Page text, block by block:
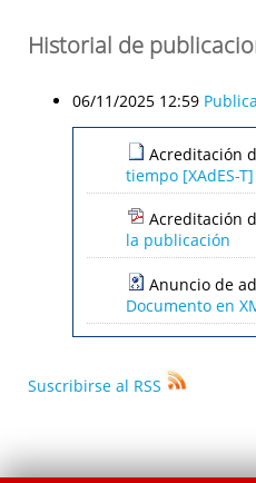
Historial de
06/11/2025 12:59
Acreditación
tiempo [XAdES-T]
Acreditación
la publicación
Anuncio de
Documento en
Suscribirse al RSS